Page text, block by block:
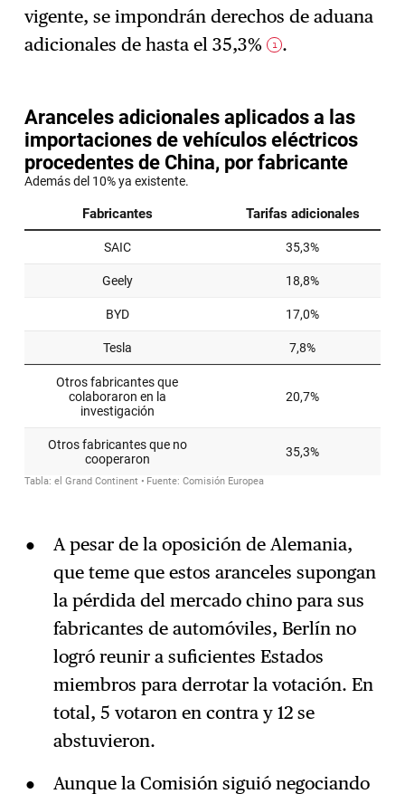
vigente, se impondrán derechos de aduana
adicionales de hasta el 35,3% 1 .
A pesar de la oposición de Alemania,
que teme que estos aranceles supongan
la pérdida del mercado chino para sus
fabricantes de automóviles, Berlín no
logró reunir a suficientes Estados
miembros para derrotar la votación. En
total, 5 votaron en contra y 12 se
abstuvieron.
Aunque la Comisión siguió negociando